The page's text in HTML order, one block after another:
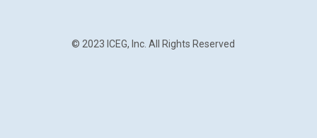
© 2023 ICEG, Inc. All Rights Reserved